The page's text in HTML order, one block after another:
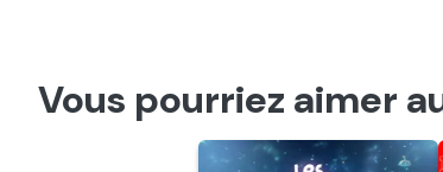
Vous pourriez aimer